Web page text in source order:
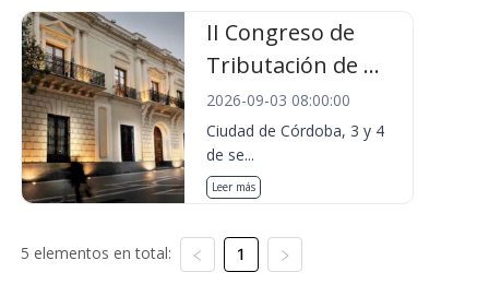
II Congreso de
Tributación de ...
2026-09-03 08:00:00
Ciudad de Córdoba, 3 y 4
de se...
Leer más
5 elementos en total: 1